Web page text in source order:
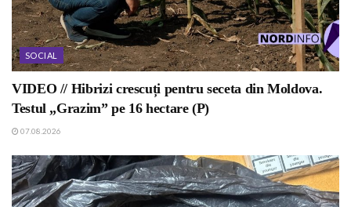
SOCIAL
VIDEO // Hibrizi crescuți pentru seceta din Moldova.
Testul „Grazim” pe 16 hectare (P)
07.08.2026